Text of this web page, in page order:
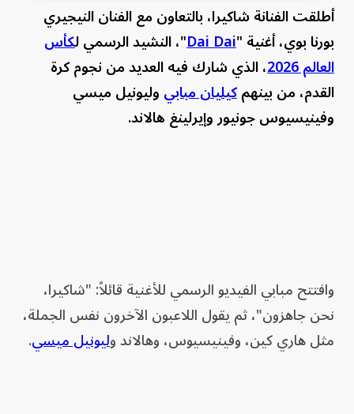
أطلقت الفنانة شاكيرا، بالتعاون مع الفنان النيجيري
بورنا بوي، أغنية "Dai Dai"، النشيد الرسمي لكأس
العالم 2026
، الذي شارك فيه العديد من نجوم كرة
القدم، من بينهمكيليان مبابيوليونيل ميسي
وفينيسيوس جونيور وإيرلينغ هالاند.
وافتتح مبابي الفيديو الرسمي للأغنية قائلاً: "شاكيرا،
نحن جاهزون"، ثم يقول اللاعبون الآخرون نفس الجملة،
مثل هاري كين، وفينيسيوس، وهالاند وليونيل ميسي.